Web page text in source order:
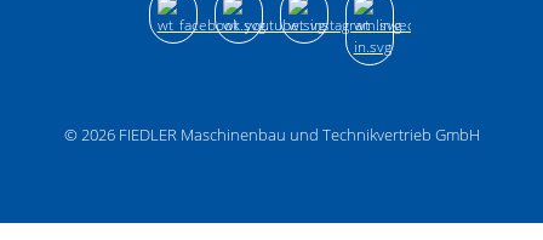
© 2026 FIEDLER Maschinenbau und Technikvertrieb GmbH